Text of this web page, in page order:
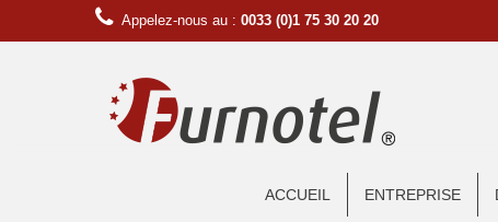
Appelez-nous au : 0033 (0)1 75 30 20 20
ACCUEIL ENTREPRISE